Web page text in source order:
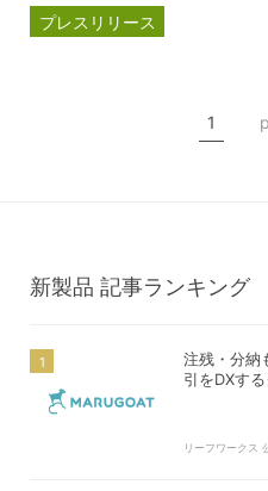
プレスリリース
1
新製品 記事ランキング
注残・分納
引をDXす
リーフワークス